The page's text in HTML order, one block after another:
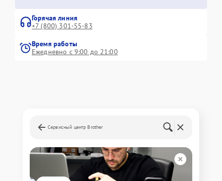
Горячая линия
+7 (800) 301-55-83
Время работы
Ежедневно с 9:00 до 21:00
Сервисный центр Brother